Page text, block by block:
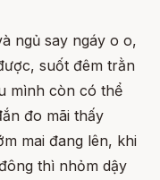
ngủ say ngáy o o,
suốt đêm trằn
mình còn có thể
đo mãi thấy
mai đang lên, khi
thì nhỏm dậy